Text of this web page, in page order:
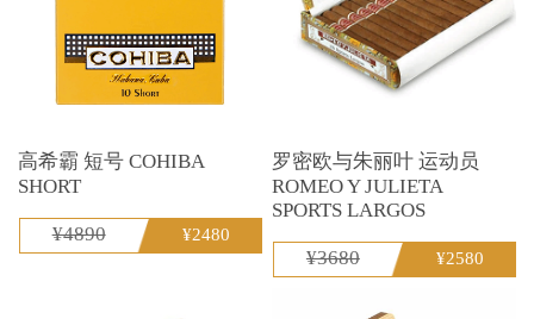
高希霸 短号 COHIBA
SHORT
¥4890 ¥2480
罗密欧与朱丽叶 运动员
ROMEO Y JULIETA
SPORTS LARGOS
¥3680 ¥2580